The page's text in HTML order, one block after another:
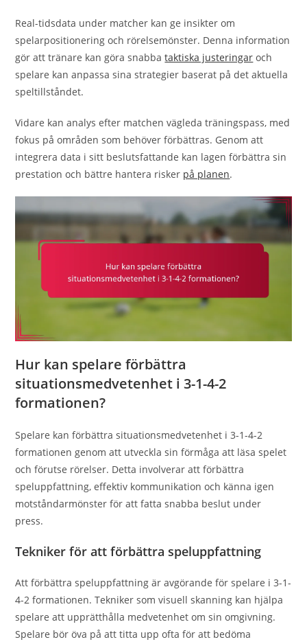
Real-tidsdata under matcher kan ge insikter om
spelarpositionering och rörelsemönster. Denna information
gör att tränare kan göra snabbataktiska justeringar och
spelare kan anpassa sina strategier baserat på det aktuella
speltillståndet.
Vidare kan analys efter matchen vägleda träningspass, med
fokus på områden som behöver förbättras. Genom att
integrera data i sitt beslutsfattande kan lagen förbättra sin
prestation och bättre hantera risker på planen.
Hur kan spelare förbättra
situationsmedvetenhet i 3-1-4-2
formationen?
Spelare kan förbättra situationsmedvetenhet i 3-1-4-2
formationen genom att utveckla sin förmåga att läsa spelet
och förutse rörelser. Detta involverar att förbättra
speluppfattning, effektiv kommunikation och känna igen
motståndarmönster för att fatta snabba beslut under
press.
Tekniker för att förbättra speluppfattning
Att förbättra speluppfattning är avgörande för spelare i 3-1-
4-2 formationen. Tekniker som visuell skanning kan hjälpa
spelare att upprätthålla medvetenhet om sin omgivning.
Spelare bör öva på att titta upp ofta för att bedöma